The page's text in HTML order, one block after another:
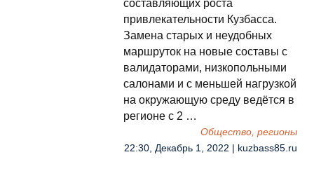
составляющих роста
привлекательности Кузбасса.
Замена старых и неудобных
маршруток на новые составы с
валидаторами, низкопольными
салонами и с меньшей нагрузкой
на окружающую среду ведётся в
регионе с 2 …
Общество, регионы
22:30, Декабрь 1, 2022 | kuzbass85.ru